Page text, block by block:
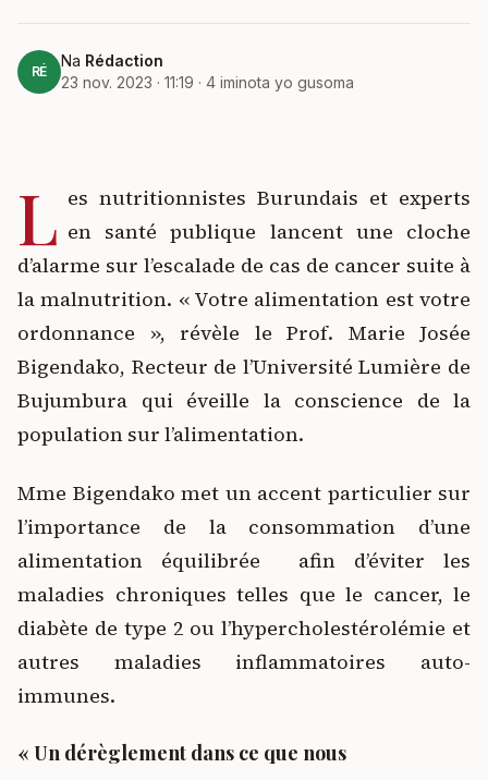
RÉ
Na Rédaction
23 nov. 2023 · 11:19 · 4 iminota yo gusoma
L es nutritionnistes Burundais et experts
en santé publique lancent une cloche
d’alarme sur l’escalade de cas de cancer suite à
la malnutrition. « Votre alimentation est votre
ordonnance », révèle le Prof. Marie Josée
Bigendako, Recteur de l’Université Lumière de
Bujumbura qui éveille la conscience de la
population sur l’alimentation.
Mme Bigendako met un accent particulier sur
l’importance de la consommation d’une
alimentation équilibrée afin d’éviter les
maladies chroniques telles que le cancer, le
diabète de type 2 ou l’hypercholestérolémie et
autres maladies inflammatoires auto-
immunes.
« Un dérèglement dans ce que nous